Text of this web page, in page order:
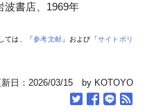
波書店、1969年
ては、「参考文献 」および「サイトポリ
日：2026/03/15 by KOTOYO